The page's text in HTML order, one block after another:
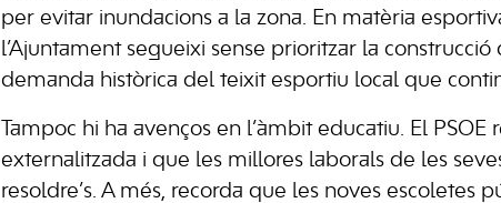
per evitar inundacions a la zona. En matèria
l’Ajuntament segueixi sense prioritzar la
demanda històrica del teixit esportiu local que
Tampoc hi ha avenços en l’àmbit educatiu. El
externalitzada i que les millores laborals de les
resoldre’s. A més, recorda que les noves escoletes